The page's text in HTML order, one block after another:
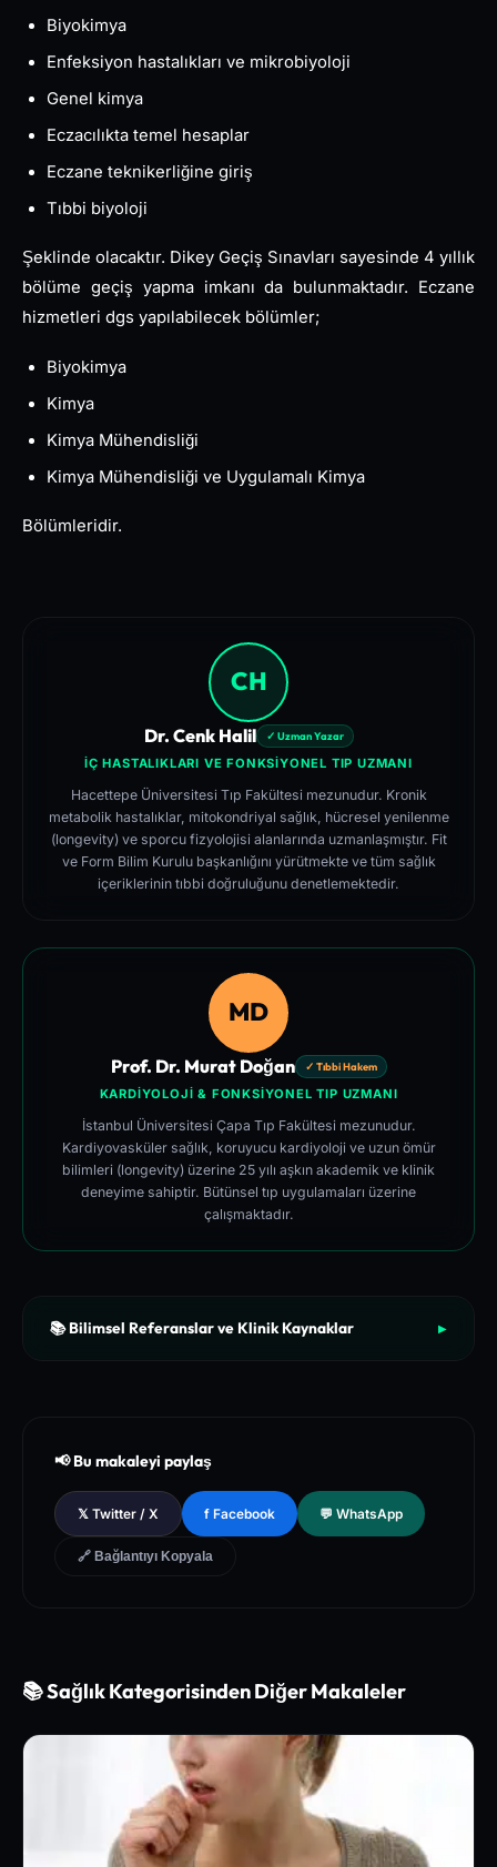
Biyokimya
Enfeksiyon hastalıkları ve mikrobiyoloji
Genel kimya
Eczacılıkta temel hesaplar
Eczane teknikerliğine giriş
Tıbbi biyoloji
Şeklinde olacaktır. Dikey Geçiş Sınavları sayesinde 4 yıllık
bölüme geçiş yapma imkanı da bulunmaktadır. Eczane
hizmetleri dgs yapılabilecek bölümler;
Biyokimya
Kimya
Kimya Mühendisliği
Kimya Mühendisliği ve Uygulamalı Kimya
Bölümleridir.
CH
Dr. Cenk Halil ✓ Uzman Yazar
İÇ HASTALIKLARI VE FONKSIYONEL TIP UZMANI
Hacettepe Üniversitesi Tıp Fakültesi mezunudur. Kronik
metabolik hastalıklar, mitokondriyal sağlık, hücresel yenilenme
(longevity) ve sporcu fizyolojisi alanlarında uzmanlaşmıştır. Fit
ve Form Bilim Kurulu başkanlığını yürütmekte ve tüm sağlık
içeriklerinin tıbbi doğruluğunu denetlemektedir.
MD
Prof. Dr. Murat Doğan ✓ Tıbbi Hakem
KARDIYOLOJI & FONKSIYONEL TIP UZMANI
İstanbul Üniversitesi Çapa Tıp Fakültesi mezunudur.
Kardiyovasküler sağlık, koruyucu kardiyoloji ve uzun ömür
bilimleri (longevity) üzerine 25 yılı aşkın akademik ve klinik
deneyime sahiptir. Bütünsel tıp uygulamaları üzerine
çalışmaktadır.
📚 Bilimsel Referanslar ve Klinik Kaynaklar ▶
l Database of Peer-Reviewed Clinical Trials
[3]
The Lancet - Global Health and Preventive Medicine Guidel
ines for Chronic Metabolic Syndrome Management
📢 Bu makaleyi paylaş
𝕏 Twitter / X f Facebook 💬 WhatsApp
🔗 Bağlantıyı Kopyala
📚 Sağlık Kategorisinden Diğer Makaleler